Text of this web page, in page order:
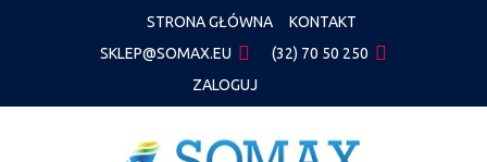
STRONA GŁÓWNA
KONTAKT
SKLEP@SOMAX.EU
(32) 70 50 250
ZALOGUJ